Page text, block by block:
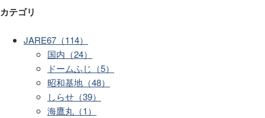
カテゴリ
JARE67（114）
国内（24）
ドームふじ（5）
昭和基地（48）
しらせ（39）
海鷹丸（1）